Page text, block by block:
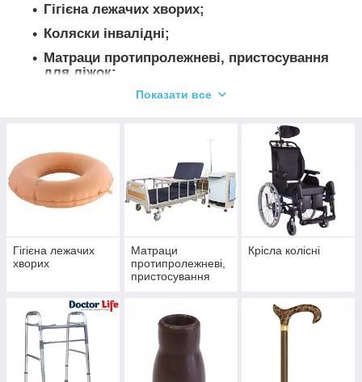
Гігієна лежачих хворих;
Коляски інвалідні;
Матраци протипролежневі, пристосування
для ліжок;
Наконечники на милиці, трості, ходунці;
Подушки для реабілітації та догляду;
Трості;
Ходунки реабілітаційні
Показати все
Гігієна лежачих
хворих
Матраци
протипролежневі,
пристосування
Крісла колісні